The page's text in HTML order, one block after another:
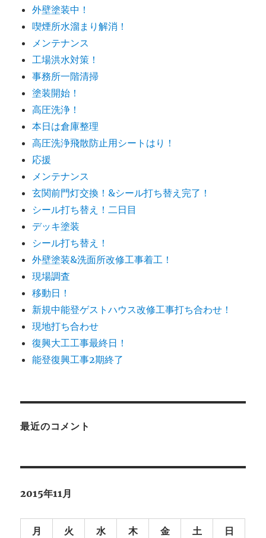
外壁塗装中！
喫煙所水溜まり解消！
メンテナンス
工場洪水対策！
事務所一階清掃
塗装開始！
高圧洗浄！
本日は倉庫整理
高圧洗浄飛散防止用シートはり！
応援
メンテナンス
玄関前門灯交換！&シール打ち替え完了！
シール打ち替え！二日目
デッキ塗装
シール打ち替え！
外壁塗装&洗面所改修工事着工！
現場調査
移動日！
新規中能登ゲストハウス改修工事打ち合わせ！
現地打ち合わせ
復興大工工事最終日！
能登復興工事2期終了
最近のコメント
2015年11月
月 火 水 木 金 土 日